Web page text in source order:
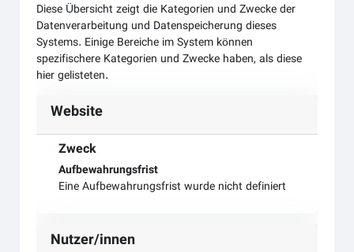
Diese Übersicht zeigt die Kategorien und Zwecke der
Datenverarbeitung und Datenspeicherung dieses
Systems. Einige Bereiche im System können
spezifischere Kategorien und Zwecke haben, als diese
hier gelisteten.
Website
Zweck
Aufbewahrungsfrist
Eine Aufbewahrungsfrist wurde nicht definiert
Nutzer/innen